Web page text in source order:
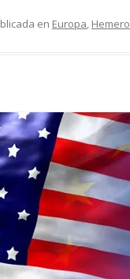
en Europa,